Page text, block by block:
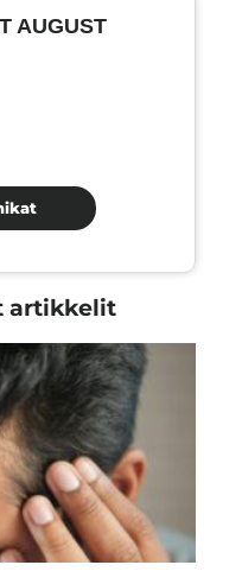
AUGUST
artikkelit